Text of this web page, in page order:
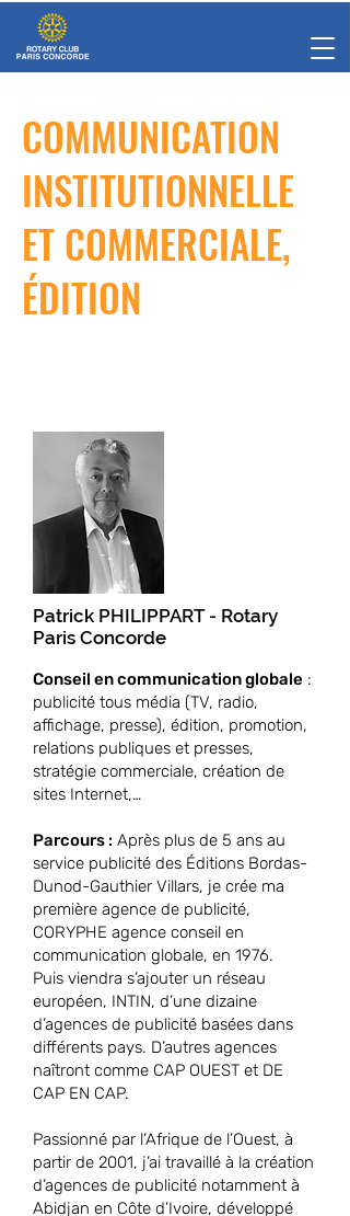
COMMUNICATION
INSTITUTIONNELLE
ET COMMERCIALE,
ÉDITION
Patrick PHILIPPART - Rotary
Paris Concorde
Conseil en communication globale :
publicité tous média (TV, radio,
affichage, presse), édition, promotion,
relations publiques et presses,
stratégie commerciale, création de
sites Internet,…
Parcours : Après plus de 5 ans au
service publicité des Éditions Bordas-
Dunod-Gauthier Villars, je crée ma
première agence de publicité,
CORYPHE agence conseil en
communication globale, en 1976.
Puis viendra s’ajouter un réseau
européen, INTIN, d’une dizaine
d’agences de publicité basées dans
différents pays. D’autres agences
naîtront comme CAP OUEST et DE
CAP EN CAP.
Passionné par l’Afrique de l’Ouest, à
partir de 2001, j’ai travaillé à la création
d’agences de publicité notamment à
Abidjan en Côte d’Ivoire, développé